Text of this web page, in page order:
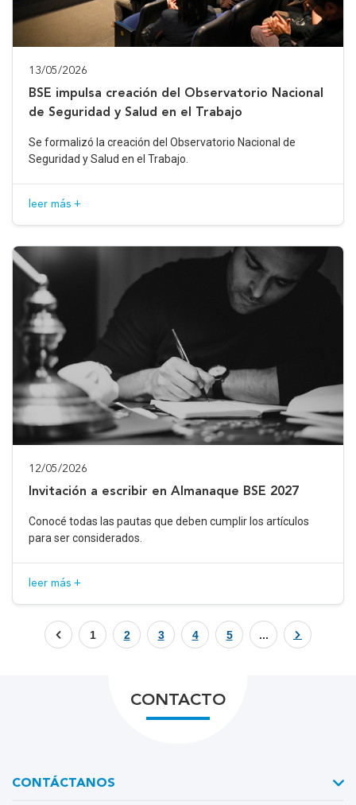
13/05/2026
BSE impulsa creación del Observatorio Nacional
de Seguridad y Salud en el Trabajo
Se formalizó la creación del Observatorio Nacional de
Seguridad y Salud en el Trabajo.
leer más +
12/05/2026
Invitación a escribir en Almanaque BSE 2027
Conocé todas las pautas que deben cumplir los artículos
para ser considerados.
leer más +
1 2 3 4 5 ...
CONTACTO
CONTÁCTANOS